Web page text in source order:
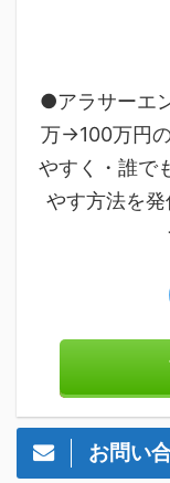
●アラサーエ
万→100万円
やすく・誰で
やす方法を
お問い